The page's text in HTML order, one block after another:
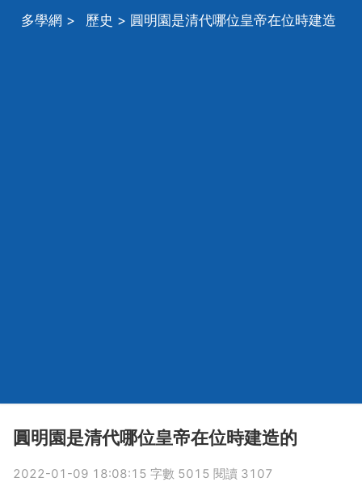
多學網 > 歷史 > 圓明園是清代哪位皇帝在位時建造
圓明園是清代哪位皇帝在位時建造的
2022-01-09 18:08:15 字數 5015 閱讀 3107